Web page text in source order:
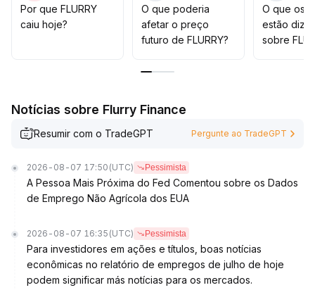
pequena e média capitalização, a alocação estrutural
deve ser controlada em termos de posição, com
entradas escalonadas e monitoramento rigoroso do
caso o momentum enfraqueça ou aumente a
devido à súbita queda de liquidez
Por que FLURRY
caiu hoje?
O que poderia
afetar o preço
futuro de FLURRY?
O que os
estão
sobre
Notícias sobre Flurry Finance
Resumir com o TradeGPT Pergunte ao TradeGPT
2026-08-07 17:50 (UTC) Pessimista
A Pessoa Mais Próxima do Fed Comentou sobre os Dados
de Emprego Não Agrícola dos EUA
2026-08-07 16:35 (UTC) Pessimista
Para investidores em ações e títulos, boas notícias
econômicas no relatório de empregos de julho de hoje
podem significar más notícias para os mercados.